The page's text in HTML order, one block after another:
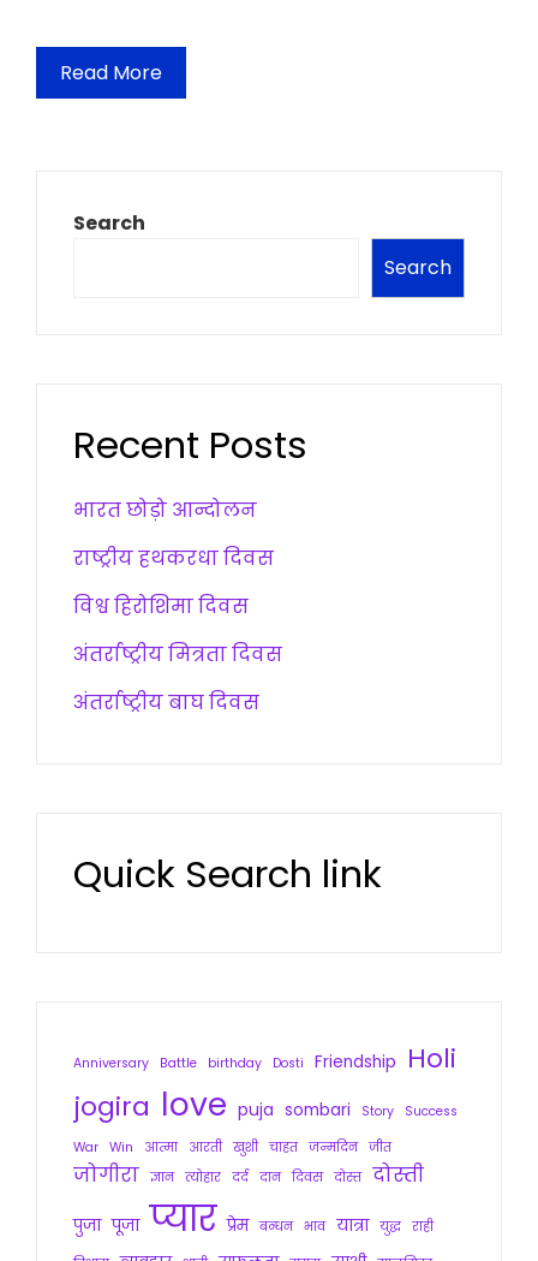
Read More
Search
Search
Recent Posts
भारत छोड़ो आन्दोलन
राष्ट्रीय हथकरधा दिवस
विश्व हिरोशिमा दिवस
अंतर्राष्ट्रीय मित्रता दिवस
अंतर्राष्ट्रीय बाघ दिवस
Quick Search link
Anniversary Battle birthday Dosti Friendship
Holi
jogira love puja sombari Story
Success
War Win आत्मा आरती खुशी चाहत जन्मदिन जीत
जोगीरा ज्ञान त्योहार दर्द दान दिवस दोस्त दोस्ती
पुजा पूजा प्यार प्रेम बन्धन भाव यात्रा युद्ध राही